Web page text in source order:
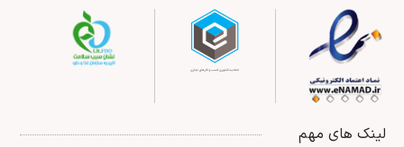
لینک های مهم